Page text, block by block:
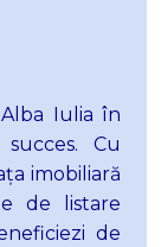
Iulia în
Cu
imobiliară
de listare
de